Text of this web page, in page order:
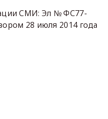
СМИ: Эл № ФС77-
28 июля 2014 года